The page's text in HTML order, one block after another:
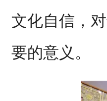
文化自信，
要的意义。